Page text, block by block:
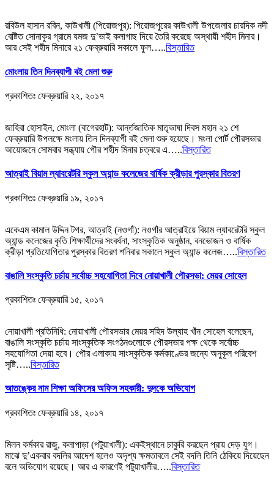
রবিউল হাসান রবিন, কাউখালী (পিরোজপুর): পিরোজপুরের কাউখালী উপজেলার চারদিক নদী
বেষ্টিত সোনাকুর গ্রামে যমজ দু’ভাই কলাগাছ দিয়ে তৈরি করেছে অস্থায়ী শহীদ মিনার।
আর সেই শহীদ মিনারে ২১ ফেব্রুয়ারি সকালে ফুল…..বিস্তারিত
মোংলায় তিন দিনব্যাপী বই মেলা শুরু
প্রকাশিতঃ ফেব্রুয়ারি ২২, ২০১৭
জাহিবা হোসাইন, মোংলা (বাগেরহাট): আর্ন্তজাতিক মাতৃভাষা দিবস মহান ২১ শে
ফেব্রুয়ারি উপলক্ষে মংলায় তিন দিনব্যাপী বই মেলা শুরু হয়েছে। মংলা পোর্ট পৌরসভার
আয়োজনে সোমবার সন্ধ্যায় পৌর শহীদ মিনার চত্বরে এ…..বিস্তারিত
আত্রাই বিয়াম ল্যাবরেটরি স্কুল অ্যান্ড কলেজের বার্ষিক ক্রীড়ার পুরস্কার বিতরণ
প্রকাশিতঃ ফেব্রুয়ারি ১৯, ২০১৭
একেএম কামাল উদ্দিন টগর, আত্রাই (নওগাঁ): নওগাঁর আত্রাইয়ে বিয়াম ল্যাবরেটরি স্কুল
অ্যান্ড কলেজের কৃতি শিক্ষার্থীদের সংবর্ধনা, সাংস্কৃতিক অনুষ্ঠান, বনভোজন ও বার্ষিক
ক্রীড়া প্রতিযোগিতার পুরস্কার বিতরণ শনিবার সকালে স্কুল অ্যান্ড কলেজ…..বিস্তারিত
বাঙালি সংস্কৃতি চর্চায় সর্বোচ্চ সহযোগিতা দিবে নোয়াখালী পৌরসভা: মেয়র সোহেল
প্রকাশিতঃ ফেব্রুয়ারি ১৫, ২০১৭
নোয়াখালী প্রতিনিধি: নোয়াখালী পৌরসভার মেয়র সহিদ উল্যাহ খাঁন সোহেল বলেছেন,
বাঙালি সংস্কৃতি চর্চায় সাংস্কৃতিক সংগঠনগুলোকে পৌরসভার পক্ষ থেকে সর্বোচ্চ
সহযোগিতা দেয়া হবে। পৌর এলাকায় সাংস্কৃতিক কর্মকাণ্ডের জন্যে অনুকূল পরিবেশ
সৃষ্টি…..বিস্তারিত
আতঙ্কের নাম শিক্ষা অফিসের অফিস সহকারী: দুদকে অভিযোগ
প্রকাশিতঃ ফেব্রুয়ারি ১৪, ২০১৭
মিলন কর্মকার রাজু, কলাপাড়া (পটুয়াখালী): একইস্থানে চাকুরি করছেন প্রায় দেড় যুগ।
মাঝে দু’একবার বদলির আদেশ হলেও অদৃশ্য ক্ষমতাবলে সেই বদলি তিনি ঠেকিয়ে দিয়েছেন
বলে অভিযোগ রয়েছে। আর এ কারণেই পটুয়াখালীর…..বিস্তারিত